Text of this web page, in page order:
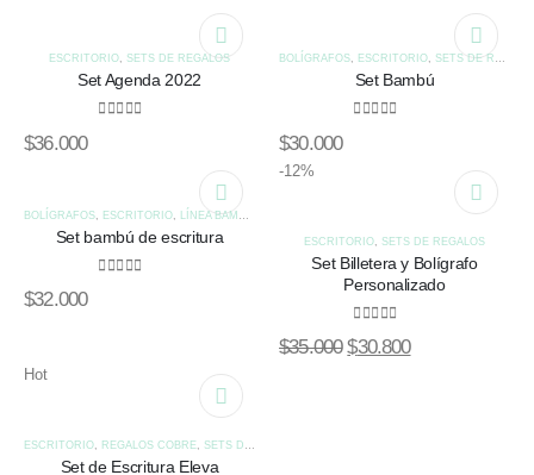
ESCRITORIO, SETS DE REGALOS
Set Agenda 2022
$36.000
BOLÍGRAFOS, ESCRITORIO, SETS DE REGALOS
Set Bambú
$30.000
BOLÍGRAFOS ESCRITORIO LÍNEA BAMBÚ
Set bambú de escritura
$32.000
-12%
ESCRITORIO SETS DE REGALOS
Set Billetera y Bolígrafo
Personalizado
$35.000 El
$30.800El
Hot
ESCRITORIO, REGALOS COBRE, SETS DE REGALOS
Set de Escritura Eleva